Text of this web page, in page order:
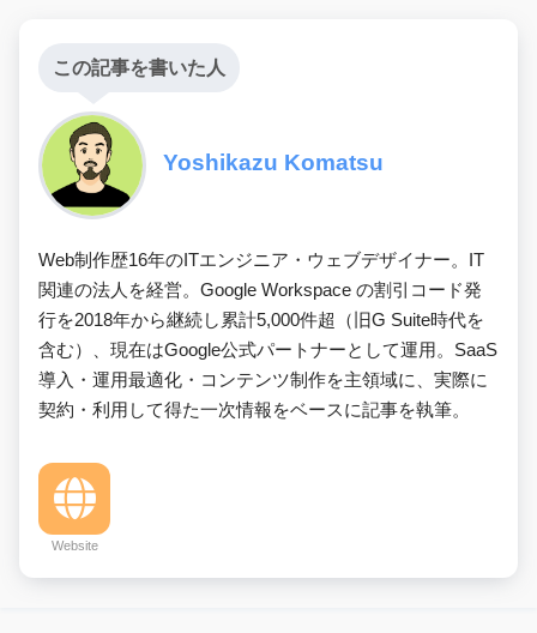
この記事を書いた人
Yoshikazu Komatsu
Web制作歴16年のITエンジニア・ウェブデザイナー。IT
関連の法人を経営。Google Workspace の割引コード発
行を2018年から継続し累計5,000件超（旧G Suite時代を
含む）、現在はGoogle公式パートナーとして運用。SaaS
導入・運用最適化・コンテンツ制作を主領域に、実際に
契約・利用して得た一次情報をベースに記事を執筆。
Website